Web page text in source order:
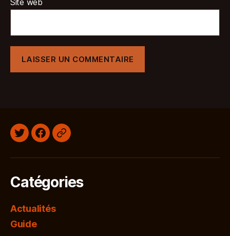
Site web
TwitterFacebook
Discord
Catégories
Actualités
Guide